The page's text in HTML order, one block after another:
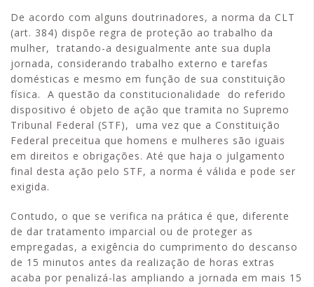
De acordo com alguns doutrinadores, a norma da CLT
(art. 384) dispõe regra de proteção ao trabalho da
mulher, tratando-a desigualmente ante sua dupla
jornada, considerando trabalho externo e tarefas
domésticas e mesmo em função de sua constituição
física. A questão da constitucionalidade do referido
dispositivo é objeto de ação que tramita no Supremo
Tribunal Federal (STF), uma vez que a Constituição
Federal preceitua que homens e mulheres são iguais
em direitos e obrigações. Até que haja o julgamento
final desta ação pelo STF, a norma é válida e pode ser
exigida.
Contudo, o que se verifica na prática é que, diferente
de dar tratamento imparcial ou de proteger as
empregadas, a exigência do cumprimento do descanso
de 15 minutos antes da realização de horas extras
acaba por penalizá-las ampliando a jornada em mais 15